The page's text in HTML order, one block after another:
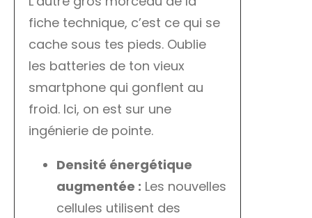
fiche technique, c’est ce qui se
cache sous tes pieds. Oublie
les batteries de ton vieux
smartphone qui gonflent au
froid. Ici, on est sur une
ingénierie de pointe.
Densité énergétique
augmentée : Les nouvelles
cellules utilisent des